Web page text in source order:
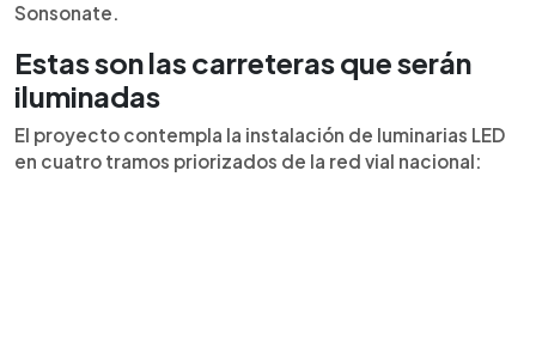
Sonsonate.
Estas son las carreteras que serán
iluminadas
El proyecto contempla la instalación de luminarias LED
en cuatro tramos priorizados de la red vial nacional: